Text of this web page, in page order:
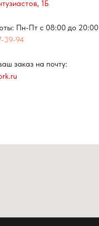
1Б
Пн-Пт с 08:00 до 20:00
39-94
заказ на почту: